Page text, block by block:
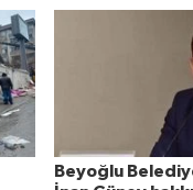
Beyoğlu